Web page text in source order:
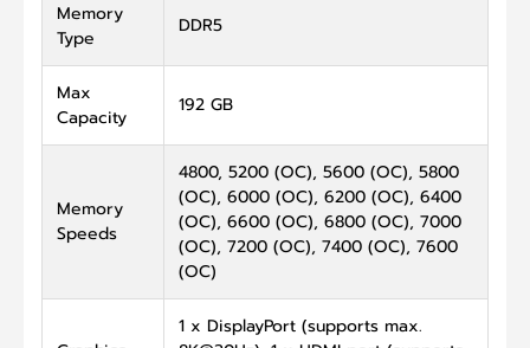
Memory
Type
DDR5
Max
Capacity
192 GB
Memory
Speeds
4800, 5200 (OC), 5600 (OC), 5800
(OC), 6000 (OC), 6200 (OC), 6400
(OC), 6600 (OC), 6800 (OC), 7000
(OC), 7200 (OC), 7400 (OC), 7600
(OC)
1 x DisplayPort (supports max.